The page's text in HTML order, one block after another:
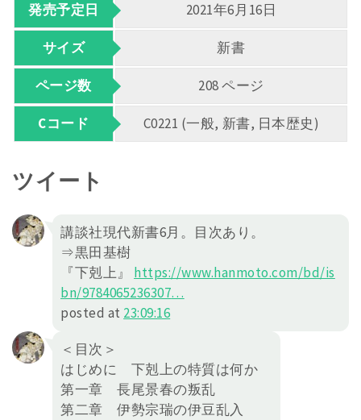
発売予定日 2021年6月16日
サイズ 新書
ページ数 208 ページ
Cコード C0221 (一般, 新書, 日本歴史)
ツイート
講談社現代新書6月。目次あり。
⇒黒田基樹
『下剋上』 https://www.hanmoto.com/bd/is
bn/9784065236307…
posted at 23:09:16
＜目次＞
はじめに 下剋上の特質は何か
第一章 長尾景春の叛乱
第二章 伊勢宗瑞の伊豆乱入